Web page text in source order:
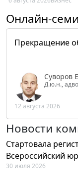
Онлайн-
Прекращение
Суворов
Д.ю.н.,
12 августа 2026
Новости
Стартовала
Всероссийский
30 июля 2026